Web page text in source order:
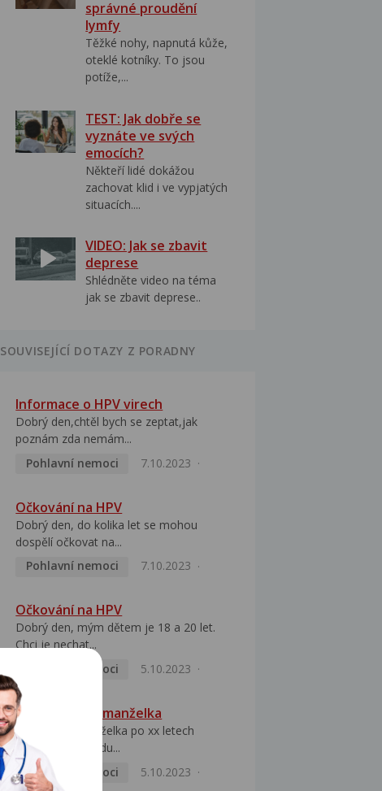
správné proudění
lymfy
Těžké nohy, napnutá kůže,
oteklé kotníky. To jsou
potíže,...
TEST: Jak dobře se
vyznáte ve svých
emocích?
Někteří lidé dokážou
zachovat klid i ve vypjatých
situacích....
VIDEO: Jak se zbavit
deprese
Shlédněte video na téma
jak se zbavit deprese..
SOUVISEJÍCÍ DOTAZY Z PORADNY
Informace o HPV virech
Dobrý den,chtěl bych se zeptat,jak
poznám zda nemám...
Pohlavní nemoci
7.10.2023
Očkování na HPV
Dobrý den, do kolika let se mohou
dospělí očkovat na...
Pohlavní nemoci
7.10.2023
Očkování na HPV
Dobrý den, mým dětem je 18 a 20 let.
Chci je nechat...
Pohlavní nemoci
5.10.2023
HPV pozitivní manželka
Dobrý den, manželka po xx letech
přivezla z Východu...
Pohlavní nemoci
5.10.2023